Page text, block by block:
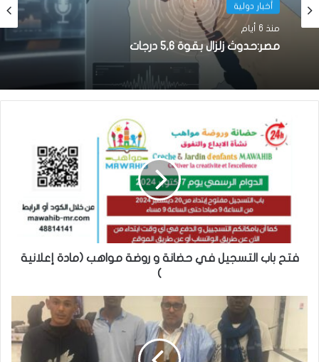
أخبار دولية
منذ 6 أيام
مصر:حدوث زلزال بقوة 5,6 درجات
فتح باب التسجيل في حضانة و روضة مواهب (مادة إعلانية
)